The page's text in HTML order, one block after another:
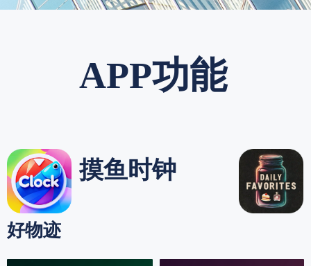
APP功能
摸鱼时钟
好物迹